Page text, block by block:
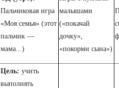
Пальчиковая игра
«Моя семья» (этот
пальчик —
мама...)
малышами
(«покачай
дочку»,
«покорми сына»)
Цель: учить
выполнять